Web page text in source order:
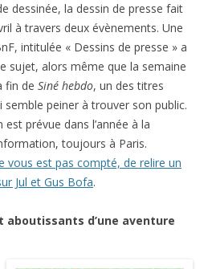
dessinée, la dessin de presse fait
à travers deux évènements. Une
intitulée « Dessins de presse » a
sujet, alors même que la semaine
fin de Siné hebdo, un des titres
semble peiner à trouver son public.
prévue dans l’année à la
toujours à Paris.
vous est pas compté, de relire un
Jul et Gus Bofa.
aboutissants d’une aventure